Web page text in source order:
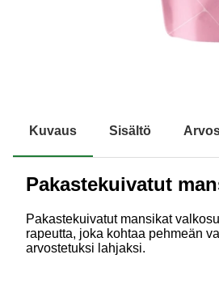
Kuvaus Sisältö
Pakastekuivatut
Pakastekuivatut mansikat
rapeutta, joka kohtaa pehmeän
arvostetuksi lahjaksi.